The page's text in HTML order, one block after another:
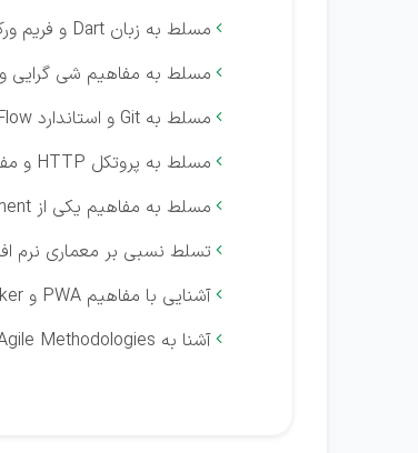
 مسلط به زبان Dart و فریم ورک Flutter
 مسلط به مفاهیم شی گرایی
 مسلط به Git و استاندارد GitFlow
 مسلط به پروتکل HTTP و مفاهیم REST API
 مسلط به مفاهیم یکی از State Management ها و ابزارهای مربوطه
 تسلط نسبی بر معماری نرم
 آشنایی با مفاهیم PWA و Service Worker ها
 آشنا به Agile Methodologies و Scrum Framework و ابزار Jira Software